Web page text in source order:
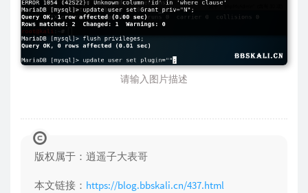
请输入图片描述
版权属于：逍遥子大表哥
本文链接： https://blog.bbskali.cn/437.html